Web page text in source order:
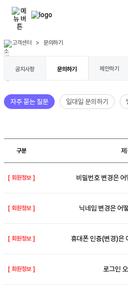
고객센터 > 문의하기
공지사항 문의하기 제안하기
자주 묻는 질문 일대일 문의하기
구분
[ 회원정보 ] 비밀번호 변경은
[ 회원정보 ] 닉네임 변경은 어
[ 회원정보 ] 휴대폰 인증(변경)은
[ 회원정보 ] 로그인